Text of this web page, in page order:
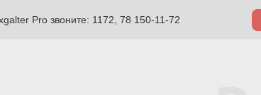
Pro звоните: 1172, 78 150-11-72